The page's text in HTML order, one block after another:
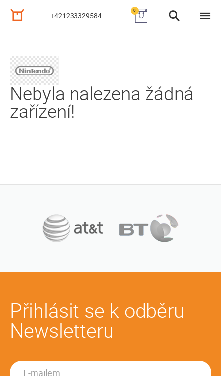
+421233329584
0
Nebyla nalezena žádná
zařízení!
Přihlásit se k odběru
Newsletteru